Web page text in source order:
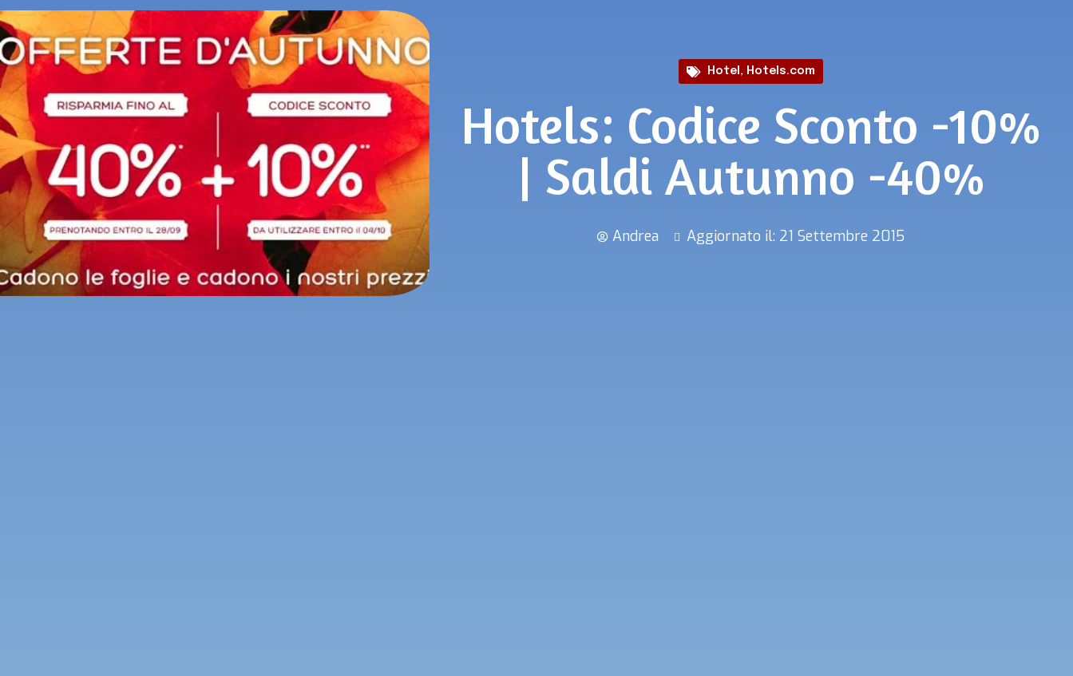
Hotel , Hotels.com
Hotels: Codice Sconto -10%
| Saldi Autunno -40%
Andrea Aggiornato il: 21 Settembre 2015